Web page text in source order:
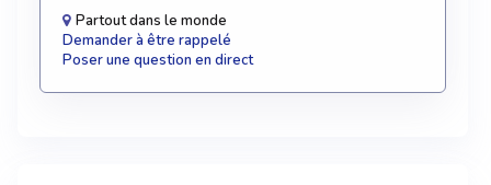
Partout dans le monde
Demander à être rappelé
Poser une question en direct